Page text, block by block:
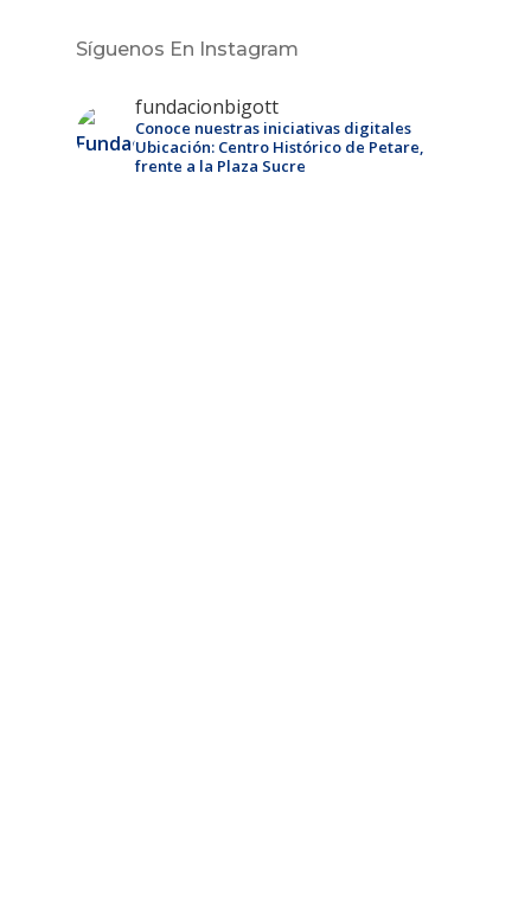
Síguenos En Instagram
fundacionbigott
Conoce nuestras iniciativas digitales
Ubicación: Centro Histórico de Petare,
frente a la Plaza Sucre